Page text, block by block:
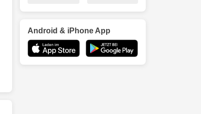
Android & iPhone App